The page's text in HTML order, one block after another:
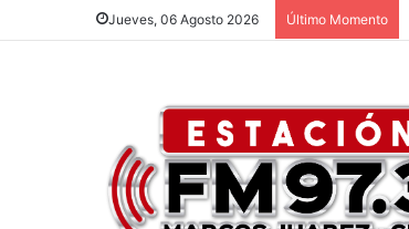
Jueves, 06 Agosto 2026 Último Momento